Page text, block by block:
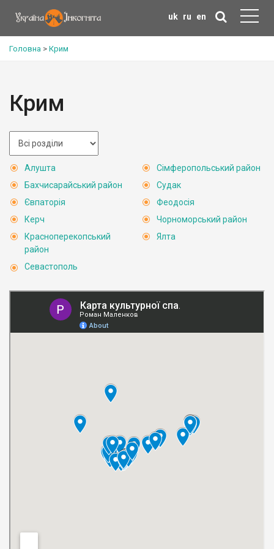
uk ru en
Головна > Крим
Крим
Алушта
Бахчисарайський район
Євпаторія
Керч
Красноперекопський
район
Севастополь
Сімферопольський район
Судак
Феодосія
Чорноморський район
Ялта